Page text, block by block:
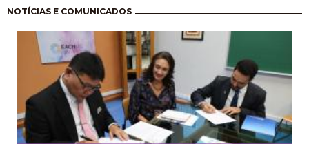
NOTÍCIAS E COMUNICADOS
Paginación